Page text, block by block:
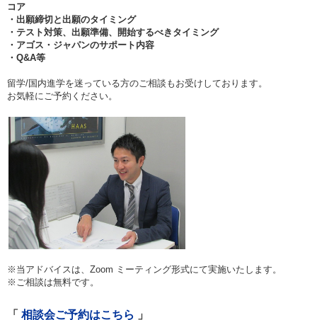
コア
・出願締切と出願のタイミング
・テスト対策、出願準備、開始するべきタイミング
・アゴス・ジャパンのサポート内容
・Q&A等
留学/国内進学を迷っている方のご相談もお受けしております。
お気軽にご予約ください。
※当アドバイスは、Zoom ミーティング形式にて実施いたします。
※ご相談は無料です。
相談会ご予約はこちら